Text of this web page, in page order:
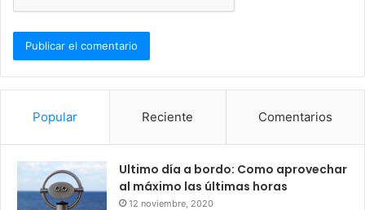
Popular Reciente Comentarios
Ultimo día a bordo: Como aprovechar
al máximo las últimas horas
12 noviembre, 2020